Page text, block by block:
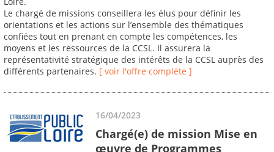
Le chargé de missions conseillera les élus pour définir les
orientations et les actions sur l’ensemble des thématiques
confiées tout en prenant en compte les compétences, les
moyens et les ressources de la CCSL. Il assurera la
représentativité stratégique des intérêts de la CCSL auprès des
différents partenaires. [ voir l'offre complète ]
16/04/2023
Chargé(e) de mission Mise en
œuvre de Programmes